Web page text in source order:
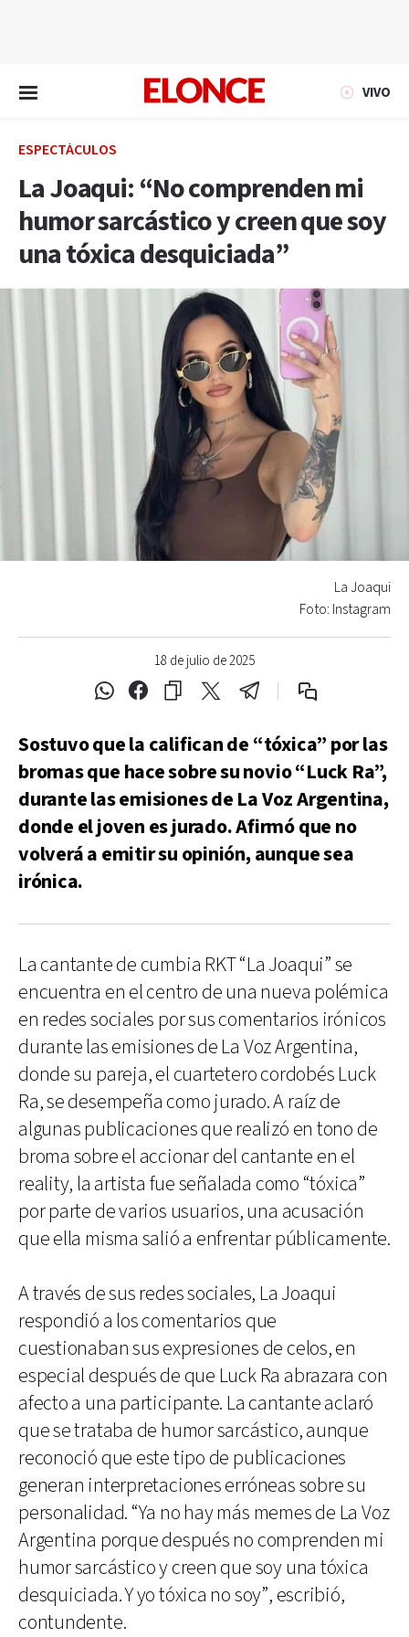
VIVO
ESPECTÁCULOS
La Joaqui: “No comprenden mi
humor sarcástico y creen que soy
una tóxica desquiciada”
18 de julio de 2025
La Joaqui
Foto: Instagram
Sostuvo que la califican de “tóxica” por las
bromas que hace sobre su novio “Luck Ra”,
durante las emisiones de La Voz Argentina,
donde el joven es jurado. Afirmó que no
volverá a emitir su opinión, aunque sea
irónica.
La cantante de cumbia RKT “La Joaqui” se
encuentra en el centro de una nueva polémica
en redes sociales por sus comentarios irónicos
durante las emisiones de La Voz Argentina,
donde su pareja, el cuartetero cordobés Luck
Ra, se desempeña como jurado. A raíz de
algunas publicaciones que realizó en tono de
broma sobre el accionar del cantante en el
reality, la artista fue señalada como “tóxica”
por parte de varios usuarios, una acusación
que ella misma salió a enfrentar públicamente.
A través de sus redes sociales, La Joaqui
respondió a los comentarios que
cuestionaban sus expresiones de celos, en
especial después de que Luck Ra abrazara con
afecto a una participante. La cantante aclaró
que se trataba de humor sarcástico, aunque
reconoció que este tipo de publicaciones
generan interpretaciones erróneas sobre su
personalidad. “Ya no hay más memes de La Voz
Argentina porque después no comprenden mi
humor sarcástico y creen que soy una tóxica
desquiciada. Y yo tóxica no soy”, escribió,
contundente.